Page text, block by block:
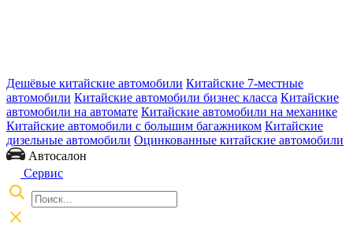
Дешёвые китайские автомобили Китайские 7-местные
автомобили Китайские автомобили бизнес класса Китайские
автомобили на автомате Китайские автомобили на механике
Китайские автомобили с большим багажником Китайские
дизельные автомобили Оцинкованные китайские автомобили
Автосалон
Сервис